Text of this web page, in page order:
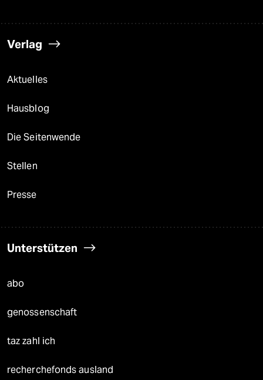
Verlag
Aktuelles
Hausblog
Die Seitenwende
Stellen
Presse
Unterstützen
abo
genossenschaft
taz zahl ich
recherchefonds ausland